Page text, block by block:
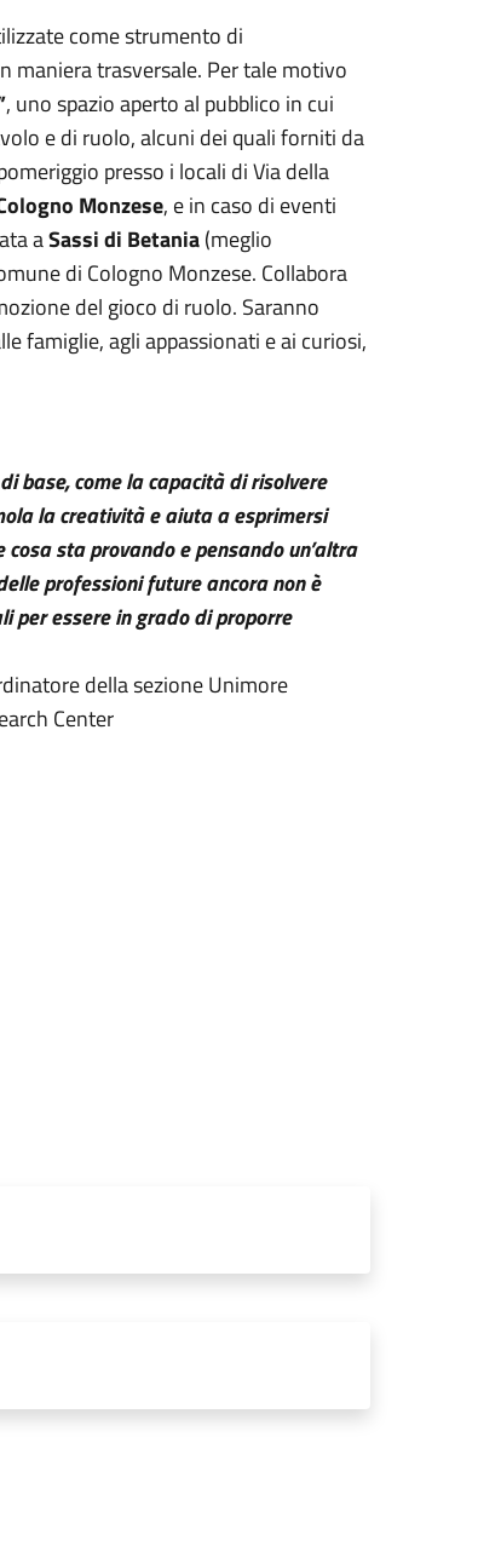
come strumento di
maniera trasversale. Per tale motivo
, uno spazio aperto al pubblico in cui
e di ruolo, alcuni dei quali forniti da
presso i locali di Via della
Monzese, e in caso di eventi
aSassi di Betania(meglio
di Cologno Monzese. Collabora
del gioco di ruolo. Saranno
famiglie, agli appassionati e ai curiosi,
base, come la capacità di risolvere
la creatività e aiuta a esprimersi
sta provando e pensando un’altra
professioni future ancora non è
per essere in grado di proporre
della sezione Unimore
Center